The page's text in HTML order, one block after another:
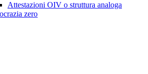
Attestazioni OIV o struttura analoga
zero